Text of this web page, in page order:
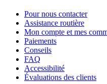
Pour nous contacter
Assistance routière
Mon compte et mes
Paiements
Conseils
FAQ
Accessibilité
Évaluations des clients